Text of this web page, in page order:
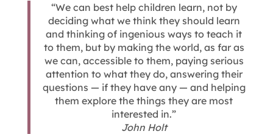
“We can best help children learn, not by
deciding what we think they should learn
and thinking of ingenious ways to teach it
to them, but by making the world, as far as
we can, accessible to them, paying serious
attention to what they do, answering their
questions — if they have any — and helping
them explore the things they are most
interested in.”
John Holt